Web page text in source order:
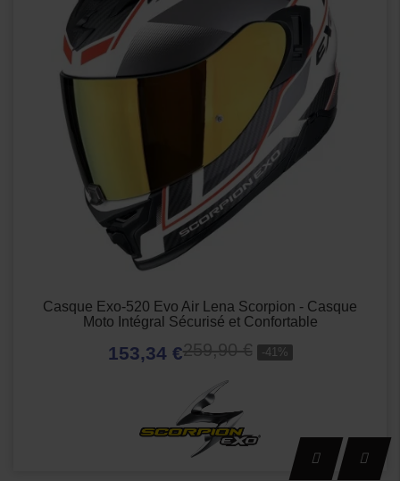
Casque Exo-520 Evo Air Lena Scorpion - Casque
Moto Intégral Sécurisé et Confortable
153,34 €259,90 € -41%